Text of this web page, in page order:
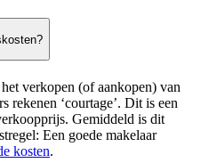
verkopen (of aankopen) van
rekenen ‘courtage’. Dit is een
Gemiddeld is dit
Een goede makelaar
kosten.